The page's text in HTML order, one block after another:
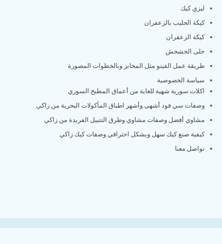
ليزي كيك
كيكة الحليب بالزعفران
كيكة الزعفران
حلى الخشخش
طريقة عمل الفينو مثل المخابز وبالخطوات المصورة
سياسة الخصوصية
اكلات سورية شهية للغاية من أعماق المطبخ السوري
وصفات سي فود أشهى وأشهر اطباق المأكولات البحرية من زاكي
مشاوي أفضل وصفات مشاوي وطرق التتبيل الفريدة من زاكي
كيفية صنع كيك سهل وبشكل احترافي وصفات كيك زاكي
تواصل معنا